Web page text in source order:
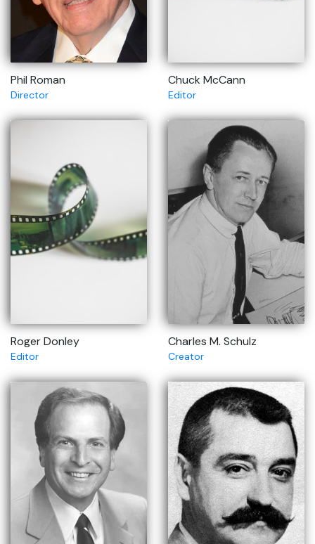
Phil Roman
Director
Chuck McCann
Editor
Roger Donley
Editor
Charles M. Schulz
Creator